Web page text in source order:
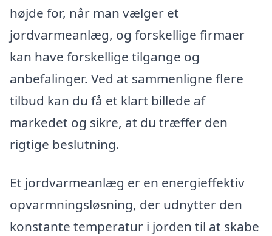
højde for, når man vælger et
jordvarmeanlæg, og forskellige firmaer
kan have forskellige tilgange og
anbefalinger. Ved at sammenligne flere
tilbud kan du få et klart billede af
markedet og sikre, at du træffer den
rigtige beslutning.
Et jordvarmeanlæg er en energieffektiv
opvarmningsløsning, der udnytter den
konstante temperatur i jorden til at skabe